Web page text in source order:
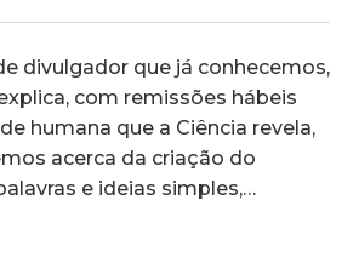
divulgador que já conhecemos,
com remissões hábeis
humana que a Ciência revela,
acerca da criação do
e ideias simples,…